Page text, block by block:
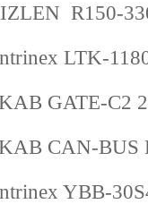
R150-
LTK-
GATE-C2
CAN-BUS
YBB-